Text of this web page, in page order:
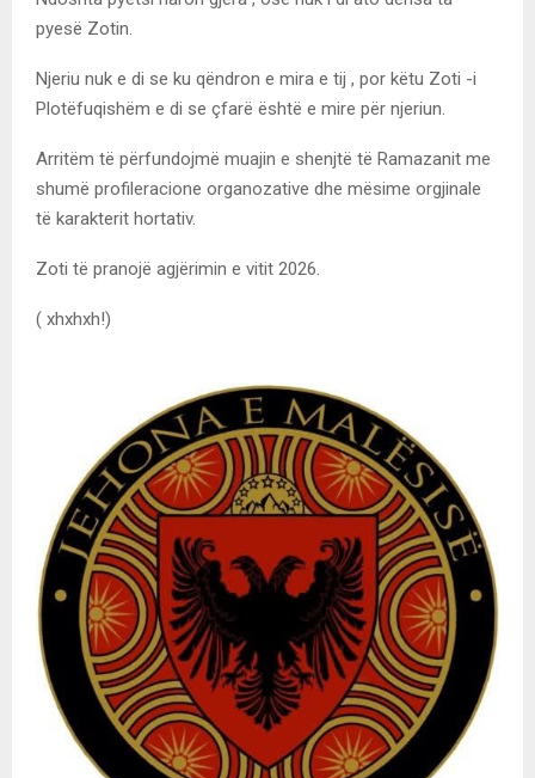
pyesë Zotin.
Njeriu nuk e di se ku qëndron e mira e tij , por këtu Zoti -i
Plotëfuqishëm e di se çfarë është e mire për njeriun.
Arritëm të përfundojmë muajin e shenjtë të Ramazanit me
shumë profileracione organozative dhe mësime orgjinale
të karakterit hortativ.
Zoti të pranojë agjërimin e vitit 2026.
( xhxhxh!)